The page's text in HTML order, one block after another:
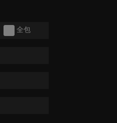
全包